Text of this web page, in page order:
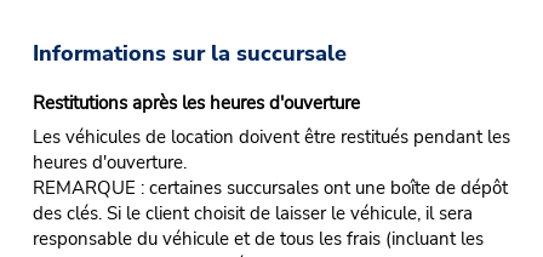
Informations sur la succursale
Restitutions après les heures d'ouverture
Les véhicules de location doivent être restitués pendant les
heures d'ouverture.
REMARQUE : certaines succursales ont une boîte de dépôt
des clés. Si le client choisit de laisser le véhicule, il sera
responsable du véhicule et de tous les frais (incluant les